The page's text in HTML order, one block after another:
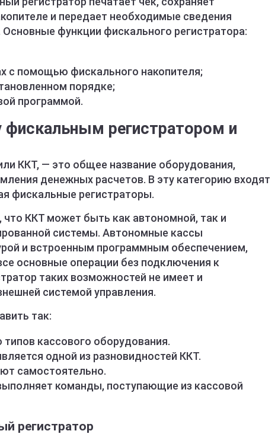
и передает необходимые сведения
функции фискального регистратора:
с помощью фискального накопителя;
порядке;
программой.
регистратором и
ККТ, — это общее название оборудования,
денежных расчетов. В эту категорию входят
фискальные регистраторы.
что ККТ может быть как автономной, так и
системы. Автономные кассы
и встроенным программным обеспечением,
основные операции без подключения к
таких возможностей не имеет и
системой управления.
так:
кассового оборудования.
одной из разновидностей ККТ.
самостоятельно.
команды, поступающие из кассовой
регистратор